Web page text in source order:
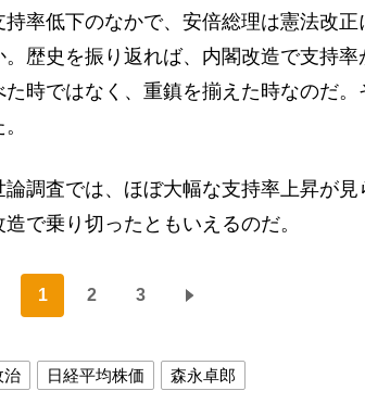
率低下のなかで、安倍総理は憲法改正
歴史を振り返れば、内閣改造で支持率
時ではなく、重鎮を揃えた時なのだ。
調査では、ほぼ大幅な支持率上昇が見
で乗り切ったともいえるのだ。
1 2 3
治 日経平均株価 森永卓郎